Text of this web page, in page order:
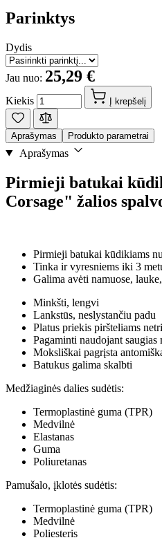
Parinktys
Dydis
Jau nuo: 25,29 €
Kiekis Į krepšelį
Aprašymas Produkto parametrai
Aprašymas
Pirmieji batukai
Corsage" žalios
Pirmieji batukai kūdikiams
Tinka ir vyresniems iki 3
Galima avėti namuose,
Minkšti, lengvi
Lankstūs, neslystančiu padu
Platus priekis piršteliams
Pagaminti naudojant
Moksliškai pagrįsta
Batukus galima skalbti
Medžiaginės dalies sudėtis:
Termoplastinė guma (TPR)
Medvilnė
Elastanas
Guma
Poliuretanas
Pamušalo, įklotės sudėtis:
Termoplastinė guma (TPR)
Medvilnė
Poliesteris